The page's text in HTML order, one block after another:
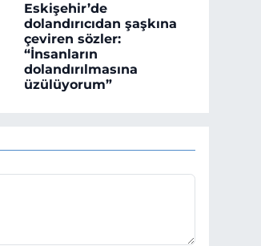
Eskişehir’de
dolandırıcıdan şaşkına
çeviren sözler:
“İnsanların
dolandırılmasına
üzülüyorum”